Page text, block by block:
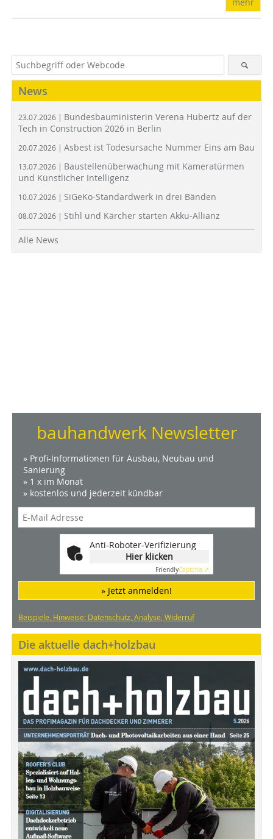
News
23.07.2026 | Bundesbauministerin Verena Hubertz auf der
Tech in Construction 2026 in Berlin
20.07.2026 | Asbest ist Todesursache Nummer Eins am Bau
13.07.2026 | Baustellenüberwachung mit Kameratürmen
und Künstlicher Intelligenz
10.07.2026 | SiGeKo-Standardwerk in drei Bänden
08.07.2026 | Stihl und Kärcher starten Akku-Allianz
Alle News
bauhandwerk Newsletter
» Profi-Informationen für Ausbau, Neubau und
Sanierung
» 1 x im Monat
» kostenlos und jederzeit kündbar
Anti-Roboter-Verifizierung
Hier klicken
FriendlyCaptcha ⇗
» Jetzt anmelden!
Beispiele, Hinweise: Datenschutz, Analyse, Widerruf
Die aktuelle dach+holzbau